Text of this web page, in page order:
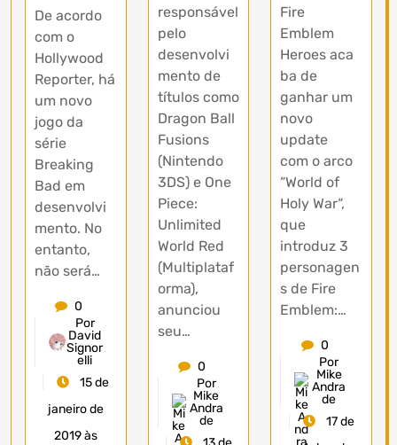
De acordo
com o
Hollywood
Reporter, há
um novo
jogo da
série
Breaking
Bad em
desenvolvi
mento. No
entanto,
não será…
0
Por
David
Signor
elli
15 de
janeiro de
2019 às
responsável
pelo
desenvolvi
mento de
títulos como
Dragon Ball
Fusions
(Nintendo
3DS) e One
Piece:
Unlimited
World Red
(Multiplataf
orma),
anunciou
seu…
0
Por
Mike
Andra
de
Fire
Emblem
Heroes aca
ba de
ganhar um
novo
update
com o arco
“World of
Holy War“,
que
introduz 3
personagen
s de Fire
Emblem:…
0
Por
Mike
Andra
de
17 de